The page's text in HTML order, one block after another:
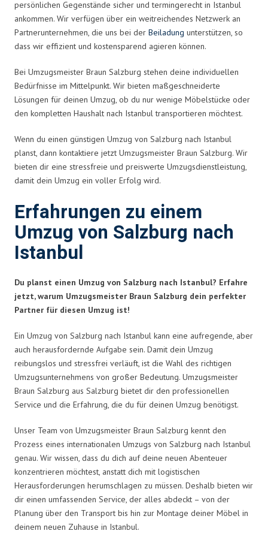
persönlichen Gegenstände sicher und termingerecht in Istanbul
ankommen. Wir verfügen über ein weitreichendes Netzwerk an
Partnerunternehmen, die uns bei der Beiladung unterstützen, so
dass wir effizient und kostensparend agieren können.
Bei Umzugsmeister Braun Salzburg stehen deine individuellen
Bedürfnisse im Mittelpunkt. Wir bieten maßgeschneiderte
Lösungen für deinen Umzug, ob du nur wenige Möbelstücke oder
den kompletten Haushalt nach Istanbul transportieren möchtest.
Wenn du einen günstigen Umzug von Salzburg nach Istanbul
planst, dann kontaktiere jetzt Umzugsmeister Braun Salzburg. Wir
bieten dir eine stressfreie und preiswerte Umzugsdienstleistung,
damit dein Umzug ein voller Erfolg wird.
Erfahrungen zu einem
Umzug von Salzburg nach
Istanbul
Du planst einen Umzug von Salzburg nach Istanbul? Erfahre
jetzt, warum Umzugsmeister Braun Salzburg dein perfekter
Partner für diesen Umzug ist!
Ein Umzug von Salzburg nach Istanbul kann eine aufregende, aber
auch herausfordernde Aufgabe sein. Damit dein Umzug
reibungslos und stressfrei verläuft, ist die Wahl des richtigen
Umzugsunternehmens von großer Bedeutung. Umzugsmeister
Braun Salzburg aus Salzburg bietet dir den professionellen
Service und die Erfahrung, die du für deinen Umzug benötigst.
Unser Team von Umzugsmeister Braun Salzburg kennt den
Prozess eines internationalen Umzugs von Salzburg nach Istanbul
genau. Wir wissen, dass du dich auf deine neuen Abenteuer
konzentrieren möchtest, anstatt dich mit logistischen
Herausforderungen herumschlagen zu müssen. Deshalb bieten wir
dir einen umfassenden Service, der alles abdeckt – von der
Planung über den Transport bis hin zur Montage deiner Möbel in
deinem neuen Zuhause in Istanbul.